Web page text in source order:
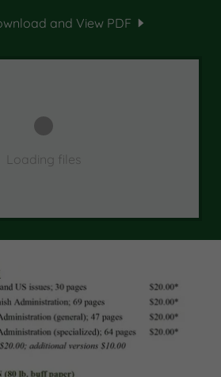
and View PDF
Loading files